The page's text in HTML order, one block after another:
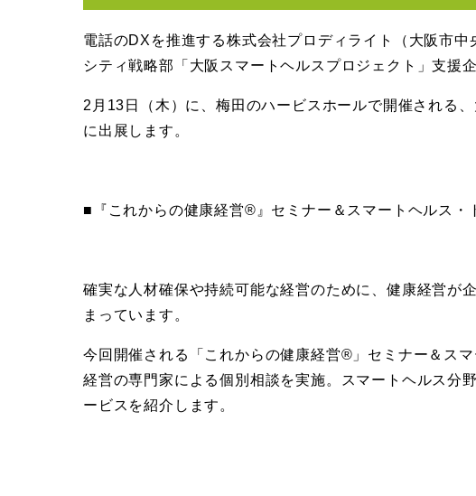
電話のDXを推進する株式会社プロディライト（大阪市
シティ戦略部「大阪スマートヘルスプロジェクト」支援
2月13日（木）に、梅田のハービスホールで開催される
に出展します。
■『これからの健康経営®︎』セミナー＆スマートヘルス・
確実な人材確保や持続可能な経営のために、健康経営が
まっています。
今回開催される「これからの健康経営®」セミナー＆ス
経営の専門家による個別相談を実施。スマートヘルス分
ービスを紹介します。